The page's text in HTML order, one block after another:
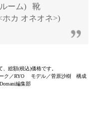
ルーム) 靴
ホカ オネオネ>)
総額(税込)価格です。
ク／RYO モデル／菅原沙樹 構成
編集部